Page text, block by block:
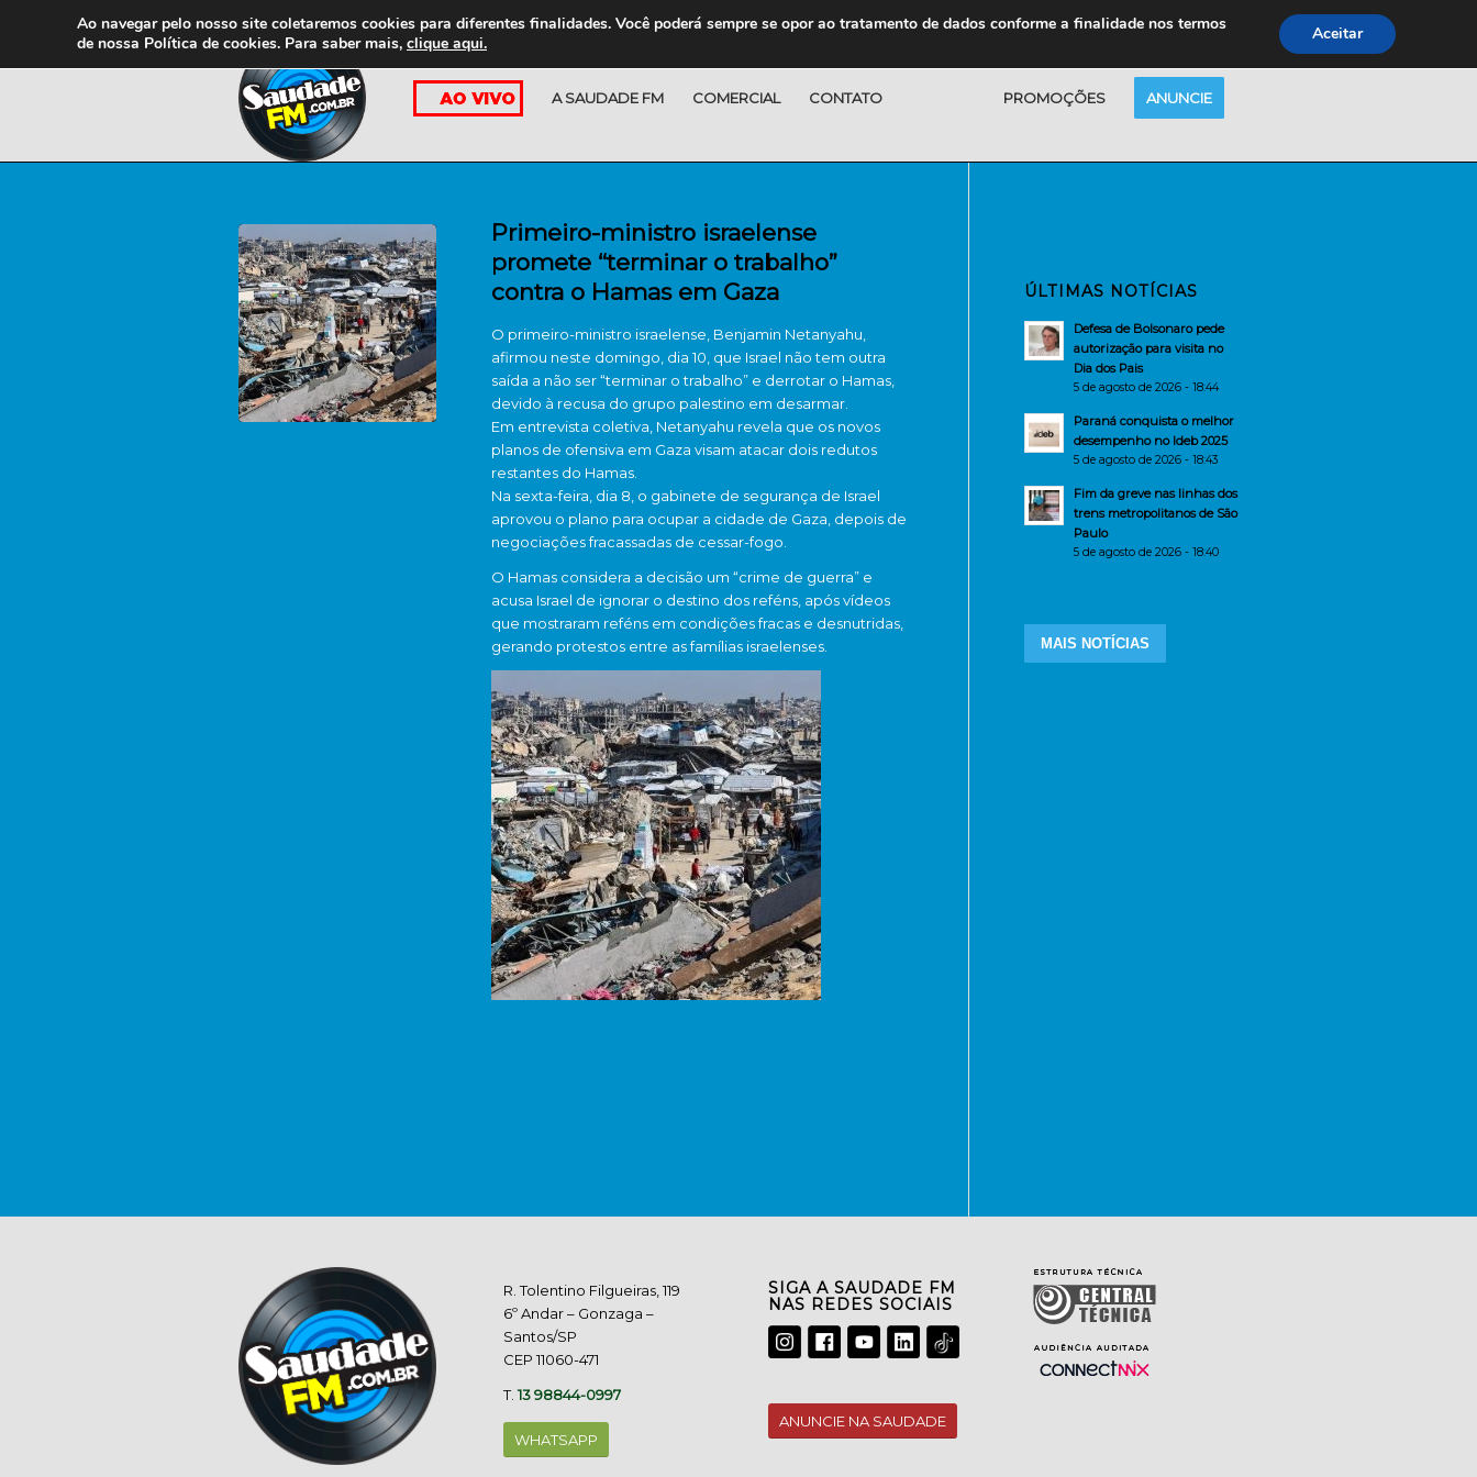
A SAUDADE FM COMERCIAL CONTATO PROMOÇÕES ANUNCIE
Primeiro-ministro israelense
promete “terminar o trabalho”
contra o Hamas em Gaza
O primeiro-ministro israelense, Benjamin Netanyahu,
afirmou neste domingo, dia 10, que Israel não tem outra
saída a não ser “terminar o trabalho” e derrotar o Hamas,
devido à recusa do grupo palestino em desarmar.
Em entrevista coletiva, Netanyahu revela que os novos
planos de ofensiva em Gaza visam atacar dois redutos
restantes do Hamas.
Na sexta-feira, dia 8, o gabinete de segurança de Israel
aprovou o plano para ocupar a cidade de Gaza, depois de
negociações fracassadas de cessar-fogo.
O Hamas considera a decisão um “crime de guerra” e
acusa Israel de ignorar o destino dos reféns, após vídeos
que mostraram reféns em condições fracas e desnutridas,
gerando protestos entre as famílias israelenses.
ÚLTIMAS NOTÍCIAS
Defesa de Bolsonaro pede
autorização para visita no
Dia dos Pais
5 de agosto de 2026 - 18:44
Paraná conquista o melhor
desempenho no Ideb 2025
5 de agosto de 2026 - 18:43
Fim da greve nas linhas dos
trens metropolitanos de São
Paulo
5 de agosto de 2026 - 18:40
MAIS NOTÍCIAS
R. Tolentino Filgueiras, 119
6º Andar – Gonzaga –
Santos/SP
CEP 11060-471
T.13 98844-0997
WHATSAPP
SIGA A SAUDADE FM
NAS REDES SOCIAIS
ANUNCIE NA SAUDADE
Ao navegar pelo nosso site coletaremos cookies para diferentes finalidades. Você poderá sempre se opor ao tratamento de dados conforme a finalidade nos termos
de nossa Política de cookies. Para saber mais, clique aqui. Aceitar